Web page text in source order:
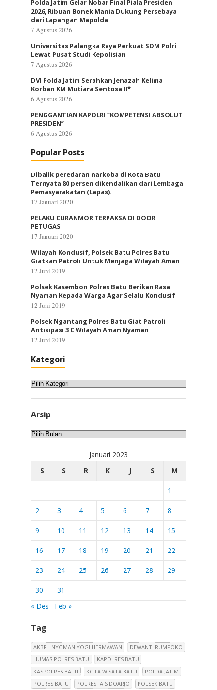
Polda Jatim Gelar Nobar Final Piala Presiden
2026, Ribuan Bonek Mania Dukung Persebaya
dari Lapangan Mapolda
7 Agustus 2026
Universitas Palangka Raya Perkuat SDM Polri
Lewat Pusat Studi Kepolisian
7 Agustus 2026
DVI Polda Jatim Serahkan Jenazah Kelima
Korban KM Mutiara Sentosa II*
6 Agustus 2026
PENGGANTIAN KAPOLRI “KOMPETENSI ABSOLUT
PRESIDEN”
6 Agustus 2026
Popular Posts
Dibalik peredaran narkoba di Kota Batu
Ternyata 80 persen dikendalikan dari Lembaga
Pemasyarakatan (Lapas).
17 Januari 2020
PELAKU CURANMOR TERPAKSA DI DOOR
PETUGAS
17 Januari 2020
Wilayah Kondusif, Polsek Batu Polres Batu
Giatkan Patroli Untuk Menjaga Wilayah Aman
12 Juni 2019
Polsek Kasembon Polres Batu Berikan Rasa
Nyaman Kepada Warga Agar Selalu Kondusif
12 Juni 2019
Polsek Ngantang Polres Batu Giat Patroli
Antisipasi 3 C Wilayah Aman Nyaman
12 Juni 2019
Kategori
Kategori
Arsip
Arsip
Januari 2023
S
S R K J S M
1
2 3 4 5 6 7 8
9 10 11 12 13 14 15
16 17 18 19 20 21 22
23 24 25 26 27 28 29
30
31
« Des
Feb »
Tag
AKBP I NYOMAN YOGI HERMAWAN
DEWANTI RUMPOKO
HUMAS POLRES BATU
KAPOLRES BATU
KASPOLRES BATU
KOTA WISATA BATU
POLDA JATIM
POLRES BATU
POLRESTA SIDOARJO POLSEK BATU